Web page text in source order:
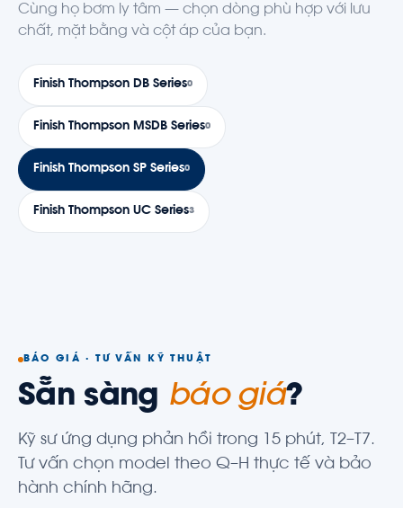
Cùng họ bơm ly tâm — chọn dòng phù hợp với lưu
chất, mặt bằng và cột áp của bạn.
Finish Thompson DB Series0
Finish Thompson MSDB Series0
Finish Thompson SP Series0
Finish Thompson UC Series3
BÁO GIÁ · TƯ VẤN KỸ THUẬT
Sẵn sàng báo giá?
Kỹ sư ứng dụng phản hồi trong 15 phút, T2–T7.
Tư vấn chọn model theo Q–H thực tế và bảo
hành chính hãng.